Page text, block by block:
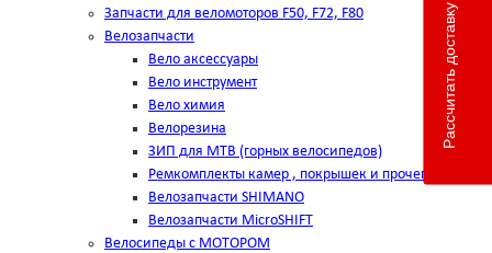
Запчасти для веломоторов F50, F72, F80
Велозапчасти
Вело аксессуары
Вело инструмент
Вело химия
Велорезина
ЗИП для MTB (горных велосипедов)
Ремкомплекты камер , покрышек и прочего
Велозапчасти SHIMANO
Велозапчасти MicroSHIFT
Велосипеды с МОТОРОМ
Рассчитать доставку